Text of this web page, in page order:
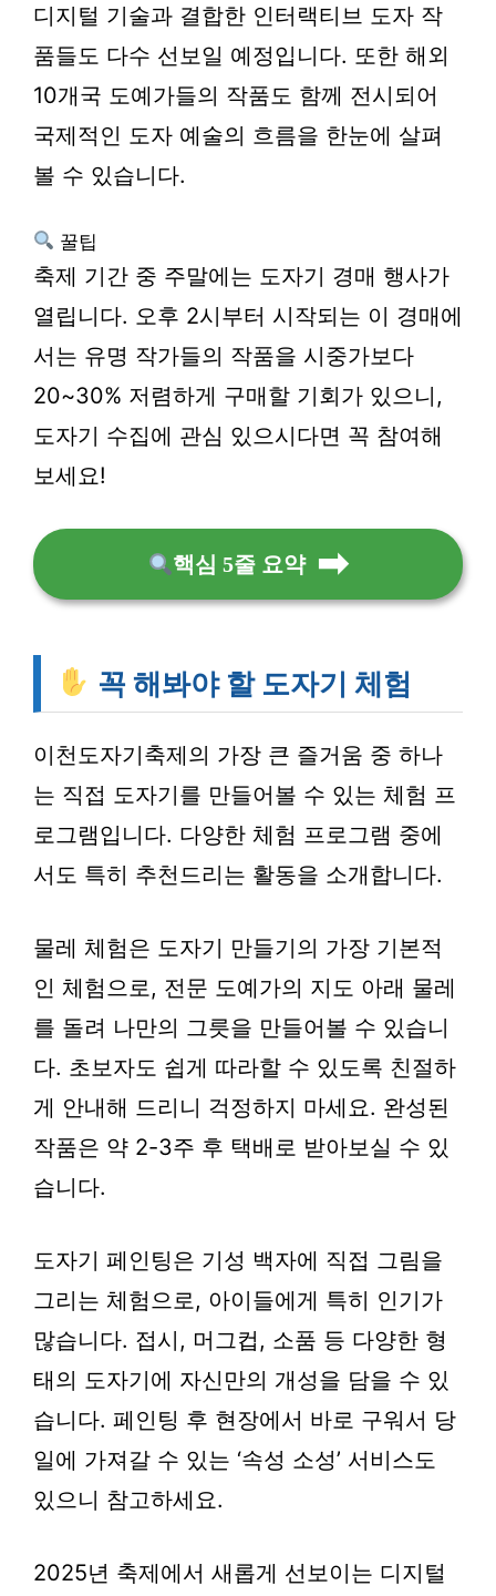
디지털 기술과 결합한 인터랙티브 도자 작
품들도 다수 선보일 예정입니다. 또한 해외
10개국 도예가들의 작품도 함께 전시되어
국제적인 도자 예술의 흐름을 한눈에 살펴
볼 수 있습니다.
꿀팁
축제 기간 중 주말에는 도자기 경매 행사가
열립니다. 오후 2시부터 시작되는 이 경매에
서는 유명 작가들의 작품을 시중가보다
20~30% 저렴하게 구매할 기회가 있으니,
도자기 수집에 관심 있으시다면 꼭 참여해
보세요!
핵심 5줄 요약
꼭 해봐야 할 도자기 체험
이천도자기축제의 가장 큰 즐거움 중 하나
는 직접 도자기를 만들어볼 수 있는 체험 프
로그램입니다. 다양한 체험 프로그램 중에
서도 특히 추천드리는 활동을 소개합니다.
물레 체험은 도자기 만들기의 가장 기본적
인 체험으로, 전문 도예가의 지도 아래 물레
를 돌려 나만의 그릇을 만들어볼 수 있습니
다. 초보자도 쉽게 따라할 수 있도록 친절하
게 안내해 드리니 걱정하지 마세요. 완성된
작품은 약 2-3주 후 택배로 받아보실 수 있
습니다.
도자기 페인팅은 기성 백자에 직접 그림을
그리는 체험으로, 아이들에게 특히 인기가
많습니다. 접시, 머그컵, 소품 등 다양한 형
태의 도자기에 자신만의 개성을 담을 수 있
습니다. 페인팅 후 현장에서 바로 구워서 당
일에 가져갈 수 있는 ‘속성 소성’ 서비스도
있으니 참고하세요.
2025년 축제에서 새롭게 선보이는 디지털